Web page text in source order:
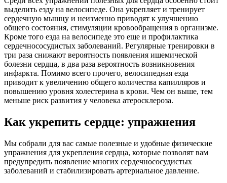
выделить езду на велосипеде. Она укрепляет и тренирует
сердечную мышцу и неизменно приводят к улучшению
общего состояния, стимуляции кровообращения в организме.
Кроме того езда на велосипеде это еще и профилактика
сердечнососудистых заболеваний. Регулярные тренировки в
три раза снижают вероятность появления ишемической
болезни сердца, в два раза вероятность возникновения
инфаркта. Помимо всего прочего, велосипедная езда
приводит к увеличению общего количества капилляров и
повышению уровня холестерина в крови. Чем он выше, тем
меньше риск развития у человека атеросклероза.
Как укрепить сердце: упражнения
Мы собрали для вас самые полезные и удобные физические
упражнения для укрепления сердца, которые позволят вам
предупредить появление многих сердечнососудистых
заболеваний и стабилизировать артериальное давление.